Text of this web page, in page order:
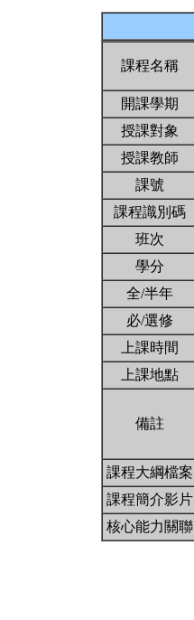
課程名稱
開課學期
授課對象
授課教師
課號
課程識別碼
班次
學分
全/半年
必/選修
上課時間
上課地點
備註
課程大綱檔案
課程簡介影片
核心能力關聯